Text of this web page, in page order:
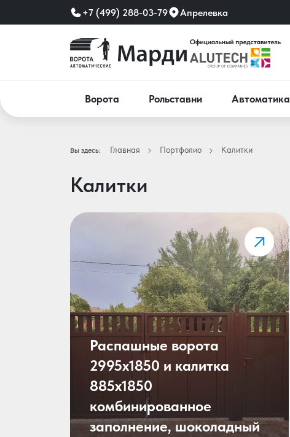
+7 (499) 288-03-79 Апрелевка
Ворота Рольставни Автоматика
Вы здесь: Главная Портфолио Калитки
Калитки
Распашные ворота
2995х1850 и калитка
885х1850
комбинированное
заполнение, шоколадный